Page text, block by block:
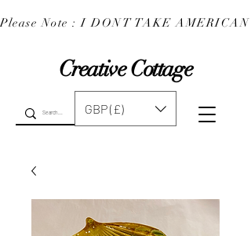
Creative Cottage
Please Note : I DONT TAKE
GBP (£)